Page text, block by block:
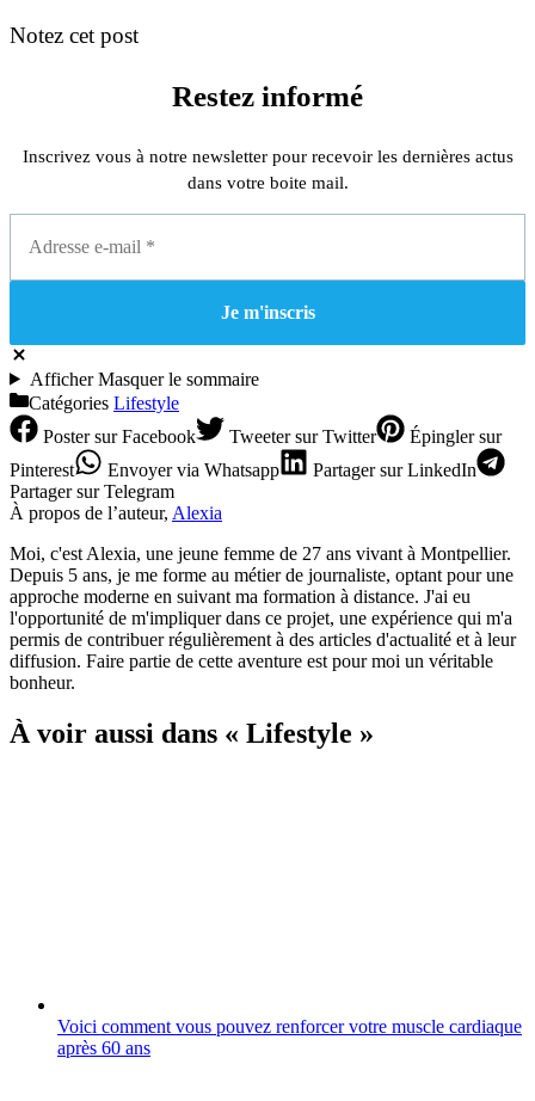
Notez cet post
Restez informé
Inscrivez vous à notre newsletter pour recevoir les dernières actus
dans votre boite mail.
AfficherMasquerle sommaire
Catégories Lifestyle
Postersur Facebook Tweetersur Twitter Épinglersur
Pinterest
Envoyervia Whatsapp Partagersur LinkedIn
Partagersur Telegram
À propos de l’auteur, Alexia
Moi, c'est Alexia, une jeune femme de 27 ans vivant à Montpellier.
Depuis 5 ans, je me forme au métier de journaliste, optant pour une
approche moderne en suivant ma formation à distance. J'ai eu
l'opportunité de m'impliquer dans ce projet, une expérience qui m'a
permis de contribuer régulièrement à des articles d'actualité et à leur
diffusion. Faire partie de cette aventure est pour moi un véritable
bonheur.
À voir aussi dans « Lifestyle »
Voici comment vous pouvez renforcer votre muscle cardiaque
après 60 ans